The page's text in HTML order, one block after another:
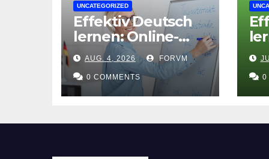
UNCATEGORIZED
Effektiv Deutsch
lernen: Online-
Deutschkurs B1
für flexible
Lernerfolge
AUG. 4, 2026 FORVM
0 COMMENTS 0